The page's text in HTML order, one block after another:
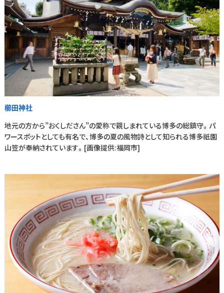
櫛田神社
地元の方から”おくしださん”の愛称で親しまれている博多の総鎮守。パ
ワースポットとしても有名で、博多の夏の風物詩として知られる博多祇園
山笠が奉納されています。[画像提供:福岡市]